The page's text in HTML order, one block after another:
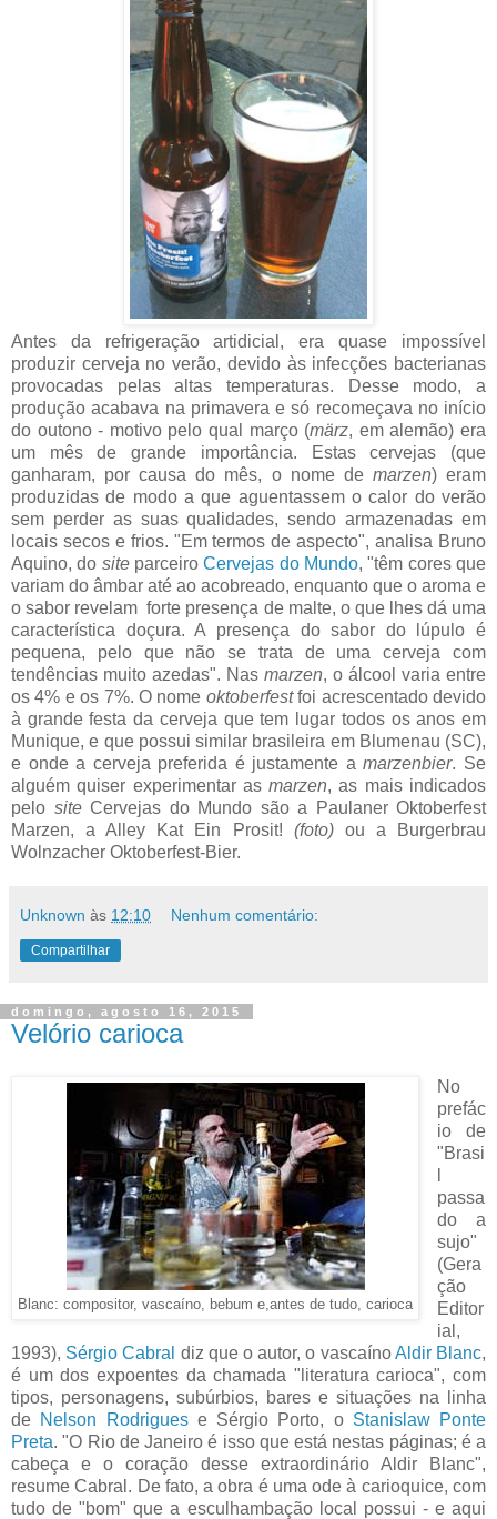
Antes da refrigeração artidicial, era quase impossível
produzir cerveja no verão, devido às infecções bacterianas
provocadas pelas altas temperaturas. Desse modo, a
produção acabava na primavera e só recomeçava no início
do outono - motivo pelo qual março (märz, em alemão) era
um mês de grande importância. Estas cervejas (que
ganharam, por causa do mês, o nome de marzen) eram
produzidas de modo a que aguentassem o calor do verão
sem perder as suas qualidades, sendo armazenadas em
locais secos e frios. "Em termos de aspecto", analisa Bruno
Aquino, do siteparceiroCervejas do Mundo, "têm cores que
variam do âmbar até ao acobreado, enquanto que o aroma e
o sabor revelam forte presença de malte, o que lhes dá uma
característica doçura. A presença do sabor do lúpulo é
pequena, pelo que não se trata de uma cerveja com
tendências muito azedas". Nas marzen, o álcool varia entre
os 4% e os 7%. O nome oktoberfestfoi acrescentado devido
à grande festa da cerveja que tem lugar todos os anos em
Munique, e que possui similar brasileira em Blumenau (SC),
e onde a cerveja preferida é justamente amarzenbier. Se
alguém quiser experimentar asmarzen, as mais indicados
pelo siteCervejas do Mundo são a Paulaner Oktoberfest
Marzen, a Alley Kat Ein Prosit! (foto) ou a Burgerbrau
Wolnzacher Oktoberfest-Bier.
Unknown às 12:10 Nenhum comentário:
Compartilhar
domingo, agosto 16, 2015
Velório carioca
Blanc: compositor, vascaíno, bebum e,antes de tudo, carioca
No
prefác
io de
"Brasi
passa
do a
sujo"
(Gera
ção
Editor
ial,
1993), Sérgio Cabral diz que o autor, o vascaínoAldir Blanc,
é um dos expoentes da chamada "literatura carioca", com
tipos, personagens, subúrbios, bares e situações na linha
de Nelson Rodriguese Sérgio Porto, o Stanislaw Ponte
Preta. "O Rio de Janeiro é isso que está nestas páginas; é a
cabeça e o coração desse extraordinário Aldir Blanc",
resume Cabral. De fato, a obra é uma ode à carioquice, com
tudo de "bom" que a esculhambação local possui - e aqui